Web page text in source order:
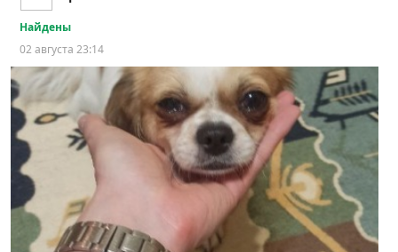
Найдены
02 августа 23:14